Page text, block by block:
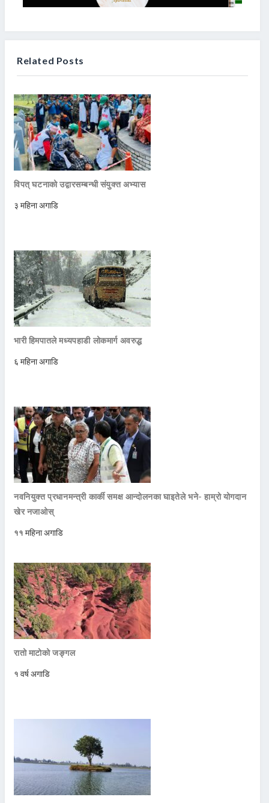
Related Posts
विपत् घटनाको उद्वारसम्बन्धी संयुक्त अभ्यास
३ महिना अगाडि
भारी हिमपातले मध्यपहाडी लोकमार्ग अवरुद्ध
६ महिना अगाडि
नवनियुक्त प्रधानमन्त्री कार्की समक्ष आन्दोलनका घाइतेले भने- हाम्रो योगदान
खेर नजाओस्
११ महिना अगाडि
रातो माटोको जङ्गल
१ वर्ष अगाडि